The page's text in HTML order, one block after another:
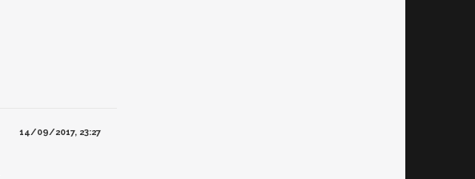
14/09/2017, 23:27